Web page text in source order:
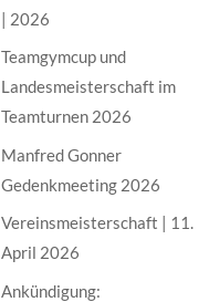
| 2026
Teamgymcup und
Landesmeisterschaft im
Teamturnen 2026
Manfred Gonner
Gedenkmeeting 2026
Vereinsmeisterschaft | 11.
April 2026
Ankündigung: